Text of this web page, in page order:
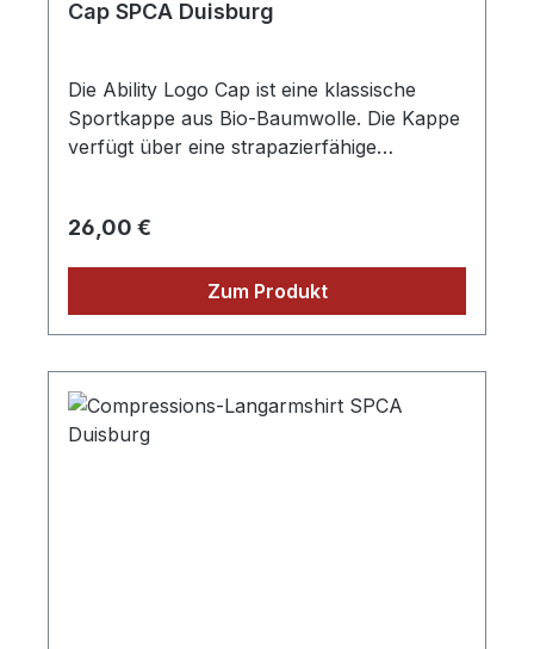
Cap SPCA Duisburg
Die Ability Logo Cap ist eine klassische
Sportkappe aus Bio-Baumwolle. Die Kappe
verfügt über eine strapazierfähige
Baumwolle • Metallschnalle zur
Baumwolleinkl. Aufdruck des
Vereinslogos Verkauf nur an Mitglieder der
Regulärer Preis:
26,00 €
Zum Produkt